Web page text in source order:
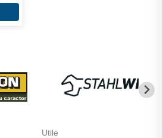
Utile